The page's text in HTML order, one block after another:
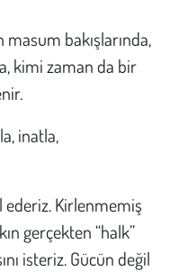
bakışlarında,
kimi zaman da bir
inatla,
ederiz. Kirlenmemiş
gerçekten “halk”
isteriz. Gücün değil